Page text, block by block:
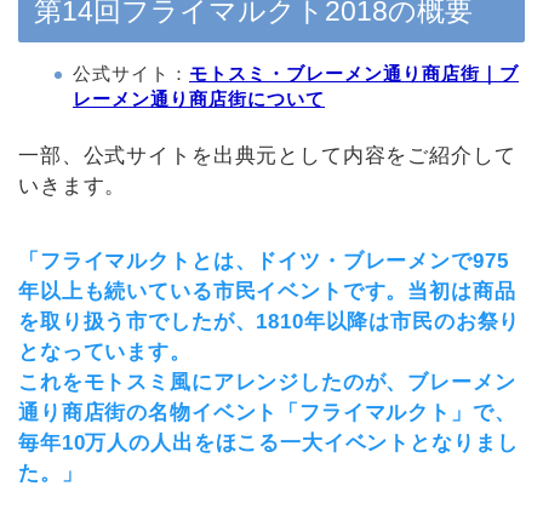
第14回フライマルクト2018の概要
公式サイト： モトスミ・ブレーメン通り商店街｜ブ
レーメン通り商店街について
一部、公式サイトを出典元として内容をご紹介して
いきます。
「フライマルクトとは、ドイツ・ブレーメンで975
年以上も続いている市民イベントです。当初は商品
を取り扱う市でしたが、1810年以降は市民のお祭り
となっています。
これをモトスミ風にアレンジしたのが、ブレーメン
通り商店街の名物イベント「フライマルクト」で、
毎年10万人の人出をほこる一大イベントとなりまし
た。」